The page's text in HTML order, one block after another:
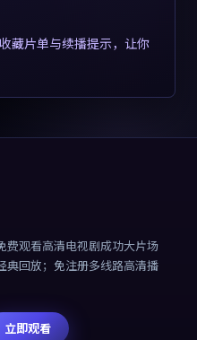
藏片单与续播提示，让你
费观看高清电视剧成功大片场
典回放；免注册多线路高清播
立即观看